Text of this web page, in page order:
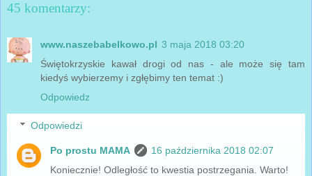
45 komentarzy:
www.naszebabelkowo.pl 3 maja 2018 03:20
Świętokrzyskie kawał drogi od nas - ale może się tam
kiedyś wybierzemy i zgłębimy ten temat :)
Odpowiedz
Odpowiedzi
Po prostu MAMA
16 października 2018 02:07
Koniecznie! Odległość to kwestia postrzegania. Warto!